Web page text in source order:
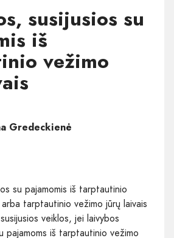
susijusios su
iš
vežimo
Gredeckienė
su pajamomis iš tarptautinio
tarptautinio vežimo jūrų laivais
veiklos, jei laivybos
pajamoms iš tarptautinio vežimo